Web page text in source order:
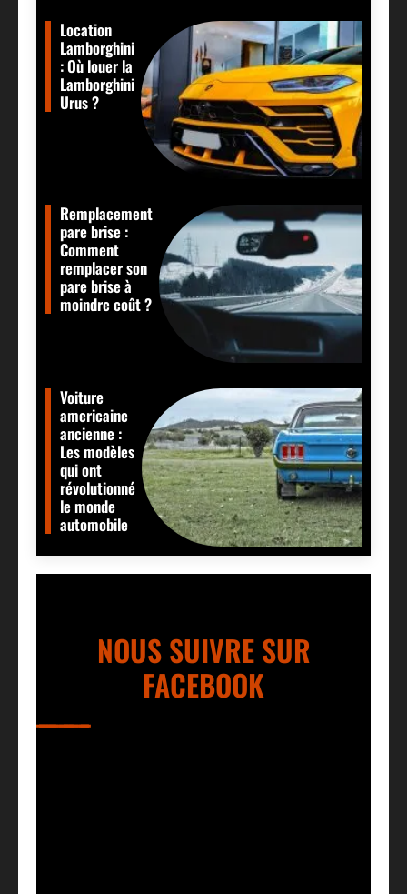
Location
Lamborghini
: Où louer la
Lamborghini
Urus ?
Remplacement
pare brise :
Comment
remplacer son
pare brise à
moindre coût ?
Voiture
americaine
ancienne :
Les modèles
qui ont
révolutionné
le monde
automobile
NOUS SUIVRE SUR
FACEBOOK